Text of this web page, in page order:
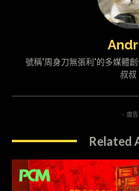
號稱"周身刀無張利"的多媒體
叔叔
- 廣
Related